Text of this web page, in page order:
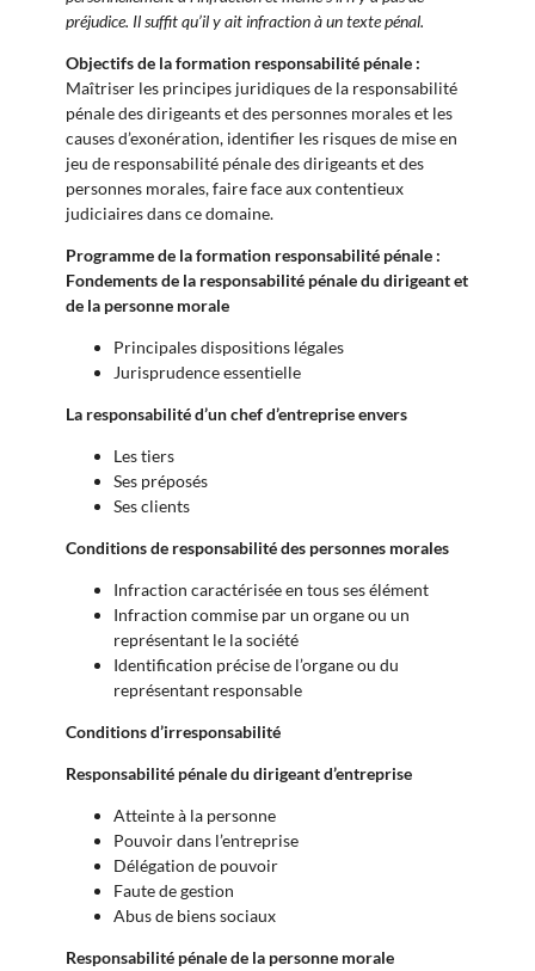
préjudice. Il suffit qu’il y ait infraction à un texte pénal.
Objectifs de la formation responsabilité pénale :
Maîtriser les principes juridiques de la responsabilité
pénale des dirigeants et des personnes morales et les
causes d’exonération, identifier les risques de mise en
jeu de responsabilité pénale des dirigeants et des
personnes morales, faire face aux contentieux
judiciaires dans ce domaine.
Programme de la formation responsabilité pénale :
Fondements de la responsabilité pénale du dirigeant et
de la personne morale
Principales dispositions légales
Jurisprudence essentielle
La responsabilité d’un chef d’entreprise envers
Les tiers
Ses préposés
Ses clients
Conditions de responsabilité des personnes morales
Infraction caractérisée en tous ses élément
Infraction commise par un organe ou un
représentant le la société
Identification précise de l’organe ou du
représentant responsable
Conditions d’irresponsabilité
Responsabilité pénale du dirigeant d’entreprise
Atteinte à la personne
Pouvoir dans l’entreprise
Délégation de pouvoir
Faute de gestion
Abus de biens sociaux
Responsabilité pénale de la personne morale